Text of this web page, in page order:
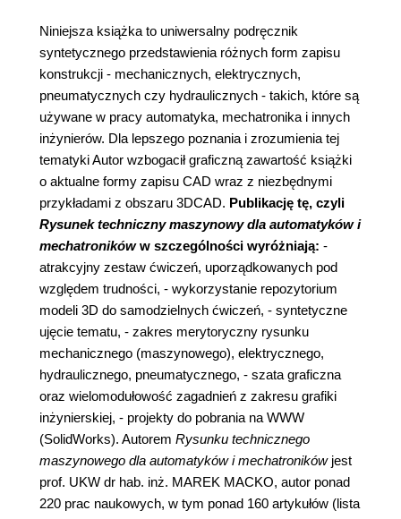
Niniejsza książka to uniwersalny podręcznik
syntetycznego przedstawienia różnych form zapisu
konstrukcji - mechanicznych, elektrycznych,
pneumatycznych czy hydraulicznych - takich, które są
używane w pracy automatyka, mechatronika i innych
inżynierów. Dla lepszego poznania i zrozumienia tej
tematyki Autor wzbogacił graficzną zawartość książki
o aktualne formy zapisu CAD wraz z niezbędnymi
przykładami z obszaru 3DCAD. Publikację tę, czyli
Rysunek techniczny maszynowy dla automatyków i
mechatronikóww szczególności wyróżniają: -
atrakcyjny zestaw ćwiczeń, uporządkowanych pod
względem trudności, - wykorzystanie repozytorium
modeli 3D do samodzielnych ćwiczeń, - syntetyczne
ujęcie tematu, - zakres merytoryczny rysunku
mechanicznego (maszynowego), elektrycznego,
hydraulicznego, pneumatycznego, - szata graficzna
oraz wielomodułowość zagadnień z zakresu grafiki
inżynierskiej, - projekty do pobrania na WWW
(SolidWorks). Autorem Rysunku technicznego
maszynowego dla automatyków i mechatronikówjest
prof. UKW dr hab. inż. MAREK MACKO, autor ponad
220 prac naukowych, w tym ponad 160 artykułów (lista